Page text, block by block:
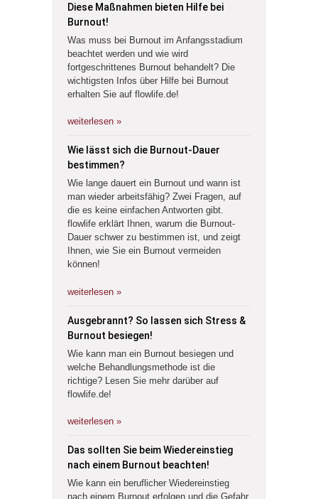
Diese Maßnahmen bieten Hilfe bei
Burnout!
Was muss bei Burnout im Anfangsstadium
beachtet werden und wie wird
fortgeschrittenes Burnout behandelt? Die
wichtigsten Infos über Hilfe bei Burnout
erhalten Sie auf flowlife.de!
weiterlesen »
Wie lässt sich die Burnout-Dauer
bestimmen?
Wie lange dauert ein Burnout und wann ist
man wieder arbeitsfähig? Zwei Fragen, auf
die es keine einfachen Antworten gibt.
flowlife erklärt Ihnen, warum die Burnout-
Dauer schwer zu bestimmen ist, und zeigt
Ihnen, wie Sie ein Burnout vermeiden
können!
weiterlesen »
Ausgebrannt? So lassen sich Stress &
Burnout besiegen!
Wie kann man ein Burnout besiegen und
welche Behandlungsmethode ist die
richtige? Lesen Sie mehr darüber auf
flowlife.de!
weiterlesen »
Das sollten Sie beim Wiedereinstieg
nach einem Burnout beachten!
Wie kann ein beruflicher Wiedereinstieg
nach einem Burnout erfolgen und die Gefahr